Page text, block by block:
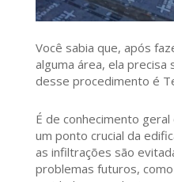
Você sabia que, após
alguma área, ela precisa
desse procedimento é
É de conhecimento
um ponto crucial da
as infiltrações são
problemas futuros,